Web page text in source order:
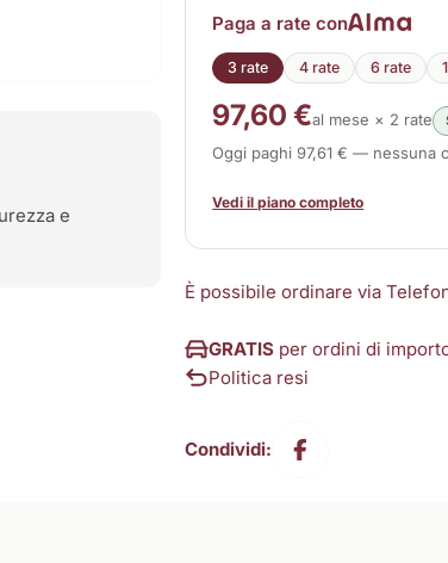
e
Paga a rate con
3 rate 4 rate 6 rate
97,60 €al mese × 2 rate
Oggi paghi 97,61 € — nessuna
Vedi il piano completo
È possibile ordinare via
GRATIS per ordini di
Politica resi
Condividi: